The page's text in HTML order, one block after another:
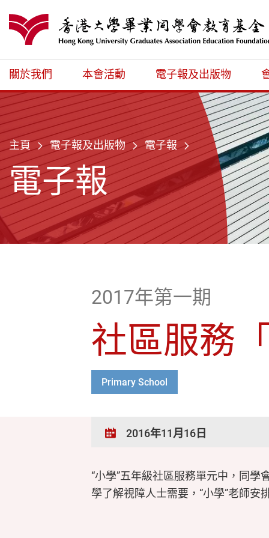
港大同學會教
關於我們 本會活動 電子報及出版物
主頁 電子報及出版物 電子報
電子報
2017年第一期
社區服務
Primary School
2016年11月16日
“小學”五年級社區服務單元中，同
學了解視障人士需要，“小學”老師